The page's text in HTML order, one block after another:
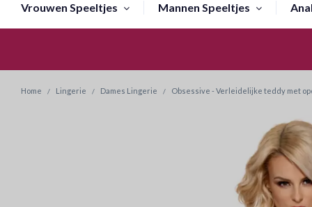
Vrouwen Speeltjes Mannen Speeltjes
Home Lingerie Dames Lingerie Obsessive - Verleidelijke teddy met